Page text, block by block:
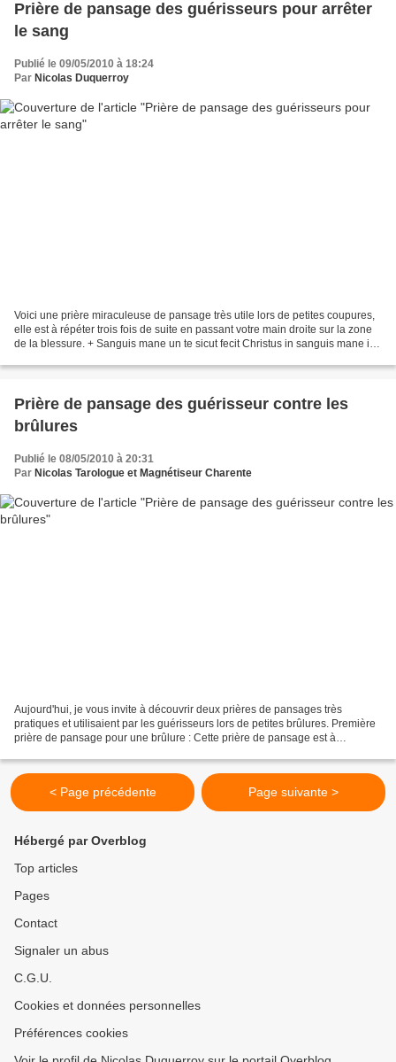
Prière de pansage des guérisseurs pour arrêter
le sang
Publié le 09/05/2010 à 18:24
Par Nicolas Duquerroy
Voici une prière miraculeuse de pansage très utile lors de petites coupures,
elle est à répéter trois fois de suite en passant votre main droite sur la zone
de la blessure. + Sanguis mane un te sicut fecit Christus in sanguis mane in
Prière de pansage des guérisseur contre les
brûlures
Publié le 08/05/2010 à 20:31
Par Nicolas Tarologue et Magnétiseur Charente
Aujourd'hui, je vous invite à découvrir deux prières de pansages très
pratiques et utilisaient par les guérisseurs lors de petites brûlures. Première
prière de pansage pour une brûlure : Cette prière de pansage est à
< Page précédente Page suivante >
Hébergé par Overblog
Top articles
Pages
Contact
Signaler un abus
C.G.U.
Cookies et données personnelles
Préférences cookies